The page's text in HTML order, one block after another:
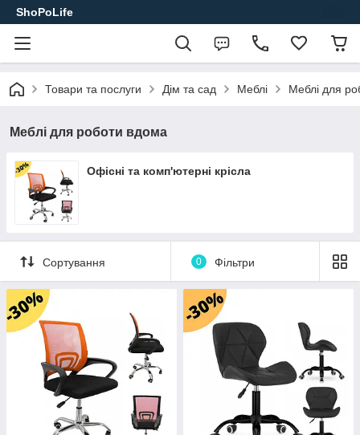
ShoPoLife
Товари та послуги Дім та сад Меблі Меблі для
Меблі для роботи вдома
Офісні та комп'ютерні крісла
Сортування 0 Фільтри